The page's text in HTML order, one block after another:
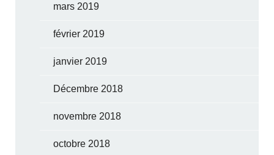
mars 2019
février 2019
janvier 2019
Décembre 2018
novembre 2018
octobre 2018